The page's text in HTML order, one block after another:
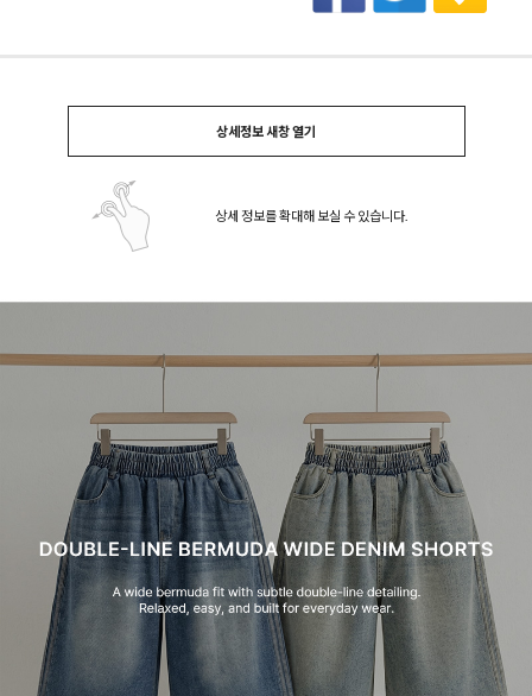
상세정보 새창 열기
상세 정보를 확대해 보실 수 있습니다.